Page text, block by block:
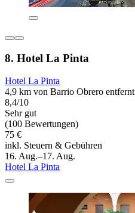
8. Hotel La Pinta
Hotel La Pinta
4,9 km von Barrio Obrero entfernt
8,4/10
Sehr gut
(100 Bewertungen)
75 €
inkl. Steuern & Gebühren
16. Aug.–17. Aug.
Hotel La Pinta